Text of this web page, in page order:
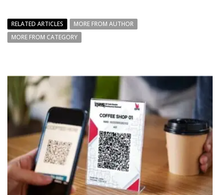
RELATED ARTICLES
MORE FROM AUTHOR
MORE FROM CATEGORY